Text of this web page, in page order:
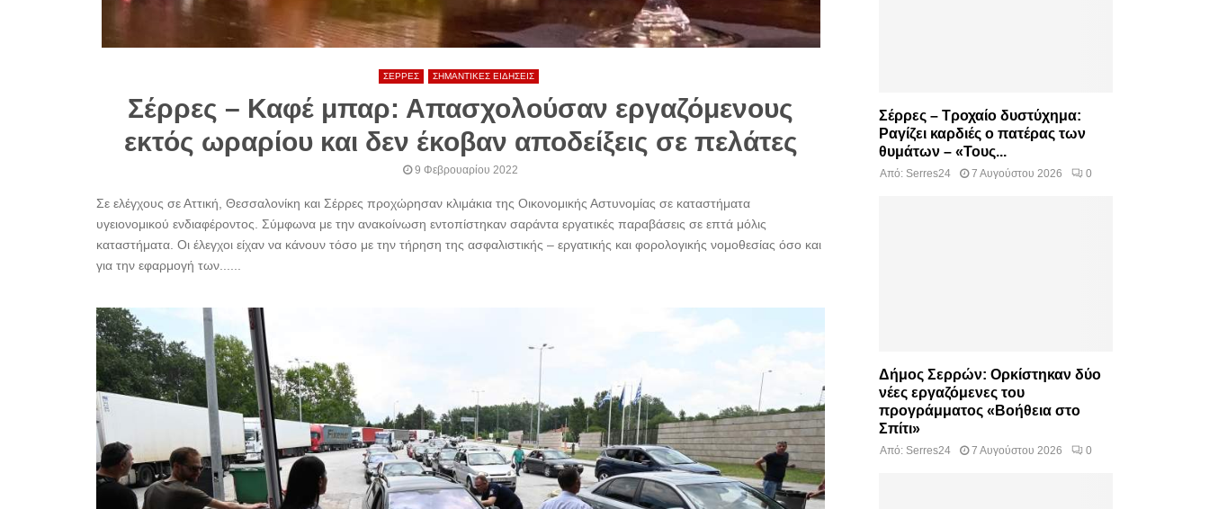
ΣΕΡΡΕΣ ΣΗΜΑΝΤΙΚΕΣ ΕΙΔΗΣΕΙΣ
Σέρρες – Καφέ μπαρ: Απασχολούσαν εργαζόμενους
εκτός ωραρίου και δεν έκοβαν αποδείξεις σε πελάτες
9 Φεβρουαρίου 2022
Σε ελέγχους σε Αττική, Θεσσαλονίκη και Σέρρες προχώρησαν κλιμάκια της Οικονομικής Αστυνομίας σε καταστήματα
υγειονομικού ενδιαφέροντος. Σύμφωνα με την ανακοίνωση εντοπίστηκαν σαράντα εργατικές παραβάσεις σε επτά μόλις
καταστήματα. Οι έλεγχοι είχαν να κάνουν τόσο με την τήρηση της ασφαλιστικής – εργατικής και φορολογικής νομοθεσίας όσο και
για την εφαρμογή των......
Σέρρες – Τροχαίο δυστύχημα:
Ραγίζει καρδιές ο πατέρας των
θυμάτων – «Τους...
Από: Serres24 7 Αυγούστου 2026 0
Δήμος Σερρών: Ορκίστηκαν δύο
νέες εργαζόμενες του
προγράμματος «Βοήθεια στο
Σπίτι»
Από: Serres24 7 Αυγούστου 2026 0